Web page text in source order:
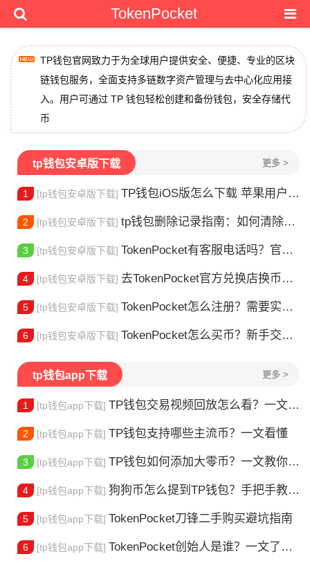
TokenPocket
TP钱包官网致力于为全球用户提供安全、便捷、专业的区块
链钱包服务，全面支持多链数字资产管理与去中心化应用接
入。用户可通过 TP 钱包轻松创建和备份钱包，安全存储代
币
tp钱包安卓版下载 更多 >
1 [tp钱包安卓版下载] TP钱包iOS版怎么下载 苹果用户安装指南
2 [tp钱包安卓版下载] tp钱包删除记录指南：如何清除交易历史
3 [tp钱包安卓版下载] TokenPocket有客服电话吗？官方联系方式详解
4 [tp钱包安卓版下载] 去TokenPocket官方兑换店换币，这几个坑别再踩了
5 [tp钱包安卓版下载] TokenPocket怎么注册？需要实名认证吗？
6 [tp钱包安卓版下载] TokenPocket怎么买币？新手交易全流程详解
tp钱包app下载 更多 >
1 [tp钱包app下载] TP钱包交易视频回放怎么看？一文教你轻松找回
2 [tp钱包app下载] TP钱包支持哪些主流币？一文看懂
3 [tp钱包app下载] TP钱包如何添加大零币？一文教你轻松操作
4 [tp钱包app下载] 狗狗币怎么提到TP钱包？手把手教你安全转入
5 [tp钱包app下载] TokenPocket刀锋二手购买避坑指南
6 [tp钱包app下载] TokenPocket创始人是谁？一文了解李旭的加密钱包之路